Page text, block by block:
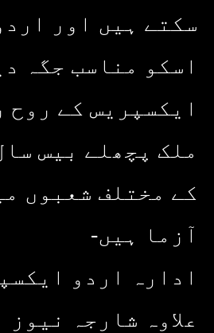
سکتے ہیں اور
اسکو مناسب جگہ
ایکسپریس کے روح
ملک پچھلے بیس
کے مختلف شعبوں
آزما ہیں-
ادارہ اردو
علاوہ شارجہ نیوز